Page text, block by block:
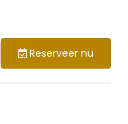
Reserveer nu